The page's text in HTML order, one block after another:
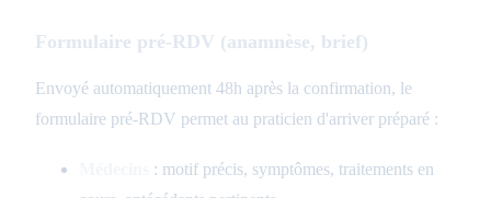
Formulaire pré-RDV (anamnèse, brief)
Envoyé automatiquement 48h après la confirmation, le
formulaire pré-RDV permet au praticien d'arriver préparé :
: motif précis, symptômes, traitements en